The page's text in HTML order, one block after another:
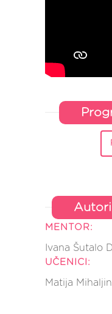
MENTOR:
Ivana Šutalo
UČENICI:
Matija